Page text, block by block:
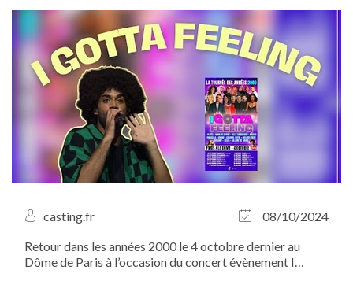
Roi Lion”
casting.fr
08/10/2024
Retour dans les années 2000 le 4 octobre dernier au
Dôme de Paris à l’occasion du concert évènement I